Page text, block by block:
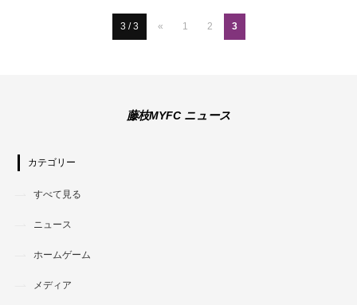
3 / 3 « 1 2 3
藤枝MYFC ニュース
カテゴリー
すべて見る
ニュース
ホームゲーム
メディア